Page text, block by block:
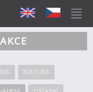
KULTURA